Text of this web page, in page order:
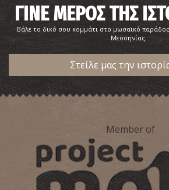
ΓΙΝΕ ΜΕΡΟΣ ΤΗΣ
Βάλε το δικό σου κομμάτι στο μωσαϊκό
Μεσσηνίας.
Στείλε μας την
Member of